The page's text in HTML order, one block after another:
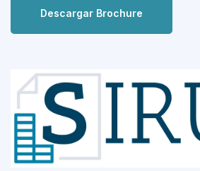
Descargar Brochure